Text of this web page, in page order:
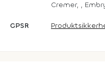
Cremer, ,
GPSR